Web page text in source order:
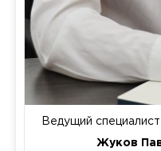
Ведущий
Жуков